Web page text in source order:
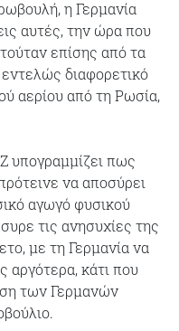
η Γερμανία
αυτές, την ώρα που
επίσης από τα
διαφορετικό
αερίου από τη Ρωσία,
υπογραμμίζει πως
να αποσύρει
αγωγό φυσικού
τις ανησυχίες της
με τη Γερμανία να
αργότερα, κάτι που
των Γερμανών